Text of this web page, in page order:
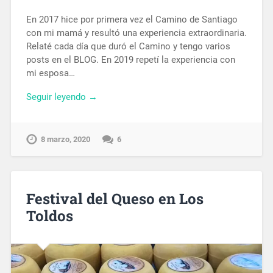
En 2017 hice por primera vez el Camino de Santiago
con mi mamá y resultó una experiencia extraordinaria.
Relaté cada día que duró el Camino y tengo varios
posts en el BLOG. En 2019 repetí la experiencia con
mi esposa…
Seguir leyendo →
8 marzo, 2020 6
Festival del Queso en Los
Toldos